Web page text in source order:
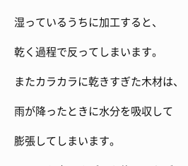
湿っているうちに加工すると、
乾く過程で反ってしまいます。
またカラカラに乾きすぎた木材は、
雨が降ったときに水分を吸収して
膨張してしまいます。